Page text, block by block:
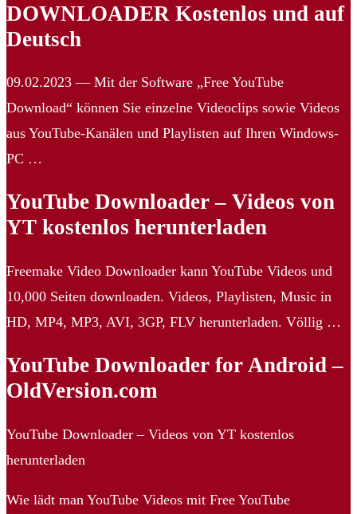
DOWNLOADER Kostenlos und auf
Deutsch
09.02.2023 — Mit der Software „Free YouTube
Download“ können Sie einzelne Videoclips sowie Videos
aus YouTube-Kanälen und Playlisten auf Ihren Windows-
PC …
YouTube Downloader – Videos von
YT kostenlos herunterladen
Freemake Video Downloader kann YouTube Videos und
10,000 Seiten downloaden. Videos, Playlisten, Music in
HD, MP4, MP3, AVI, 3GP, FLV herunterladen. Völlig …
YouTube Downloader for Android –
OldVersion.com
YouTube Downloader – Videos von YT kostenlos
herunterladen
Wie lädt man YouTube Videos mit Free YouTube